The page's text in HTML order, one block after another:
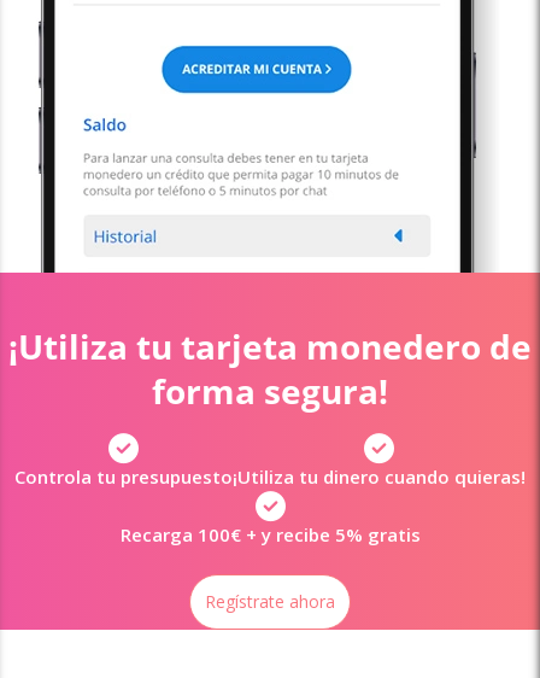
¡Utiliza tu tarjeta monedero de
forma segura!
Controla tu presupuesto¡Utiliza tu dinero cuando quieras!
Recarga 100€ + y recibe 5% gratis
Regístrate ahora